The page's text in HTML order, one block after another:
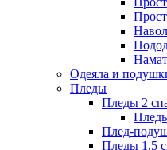
Одеяла и
Пледы
Пледы 2
Плед-
Пледы 1,5